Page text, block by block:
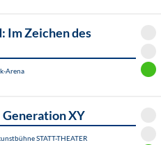
Im Zeichen des
Arena
Generation XY
STATT-THEATER